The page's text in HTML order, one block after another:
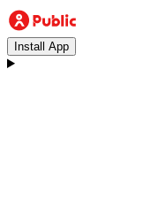
Install App